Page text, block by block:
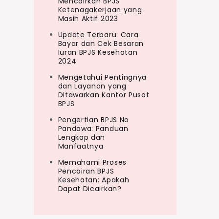
Ketenagakerjaan yang
Masih Aktif 2023
Update Terbaru: Cara
Bayar dan Cek Besaran
Iuran BPJS Kesehatan
2024
Mengetahui Pentingnya
dan Layanan yang
Ditawarkan Kantor Pusat
BPJS
Pengertian BPJS No
Pandawa: Panduan
Lengkap dan
Manfaatnya
Memahami Proses
Pencairan BPJS
Kesehatan: Apakah
Dapat Dicairkan?